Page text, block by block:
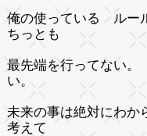
俺の使っている ルー
ちっとも
最先端を行ってない
い。
未来の事は絶対にわか
考えて